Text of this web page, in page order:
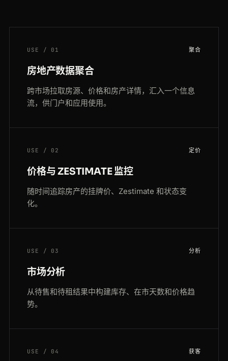
USE / 01 聚合
房地产数据聚合
跨市场拉取房源、价格和房产详情，汇入一个信息
流，供门户和应用使用。
USE / 02 定价
价格与 ZESTIMATE 监控
随时间追踪房产的挂牌价、Zestimate 和状态变
化。
USE / 03 分析
市场分析
从待售和待租结果中构建库存、在市天数和价格趋
势。
USE / 04 获客